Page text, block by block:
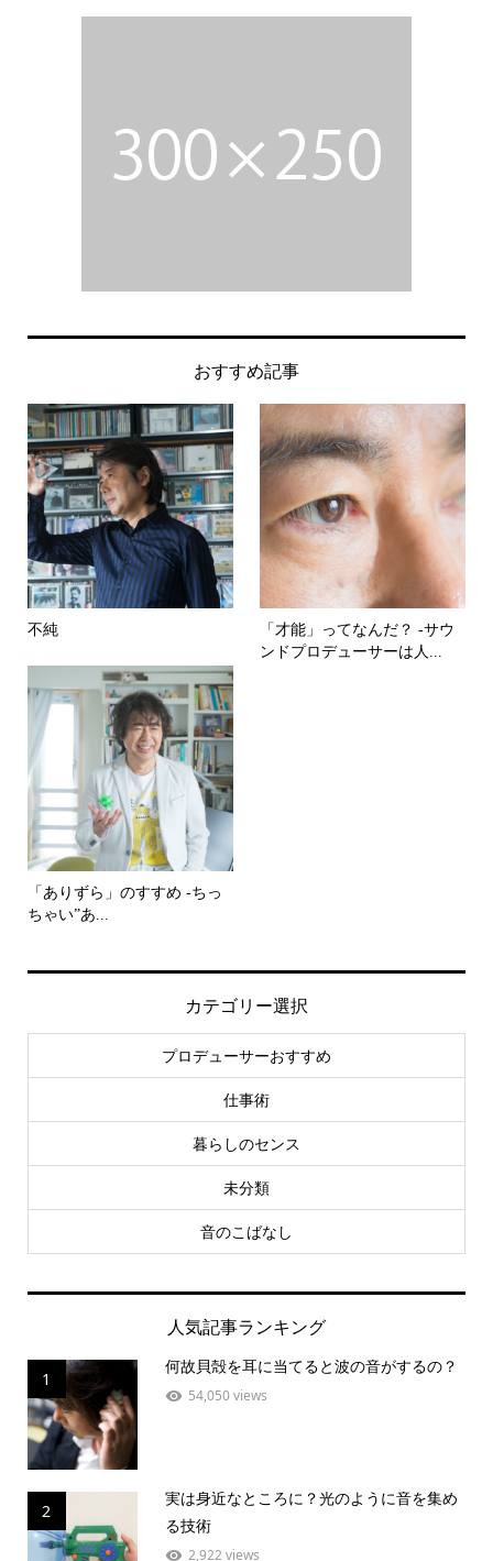
おすすめ記事
不純
「才能」ってなんだ？ -サウ
ンドプロデューサーは人...
「ありずら」のすすめ -ちっ
ちゃい”あ...
カテゴリー選択
プロデューサーおすすめ
仕事術
暮らしのセンス
未分類
音のこばなし
人気記事ランキング
1
何故貝殻を耳に当てると波の音がするの？
54,050 views
2
実は身近なところに？光のように音を集め
る技術
2,922 views